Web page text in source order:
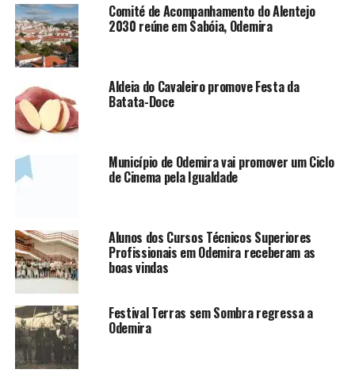
Comité de Acompanhamento do Alentejo
2030 reúne em Sabóia, Odemira
Aldeia do Cavaleiro promove Festa da
Batata-Doce
Município de Odemira vai promover um Ciclo
de Cinema pela Igualdade
Alunos dos Cursos Técnicos Superiores
Profissionais em Odemira receberam as
boas vindas
Festival Terras sem Sombra regressa a
Odemira